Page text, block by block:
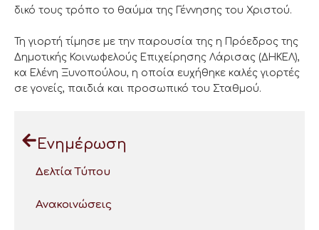
δικό τους τρόπο το θαύμα της Γέννησης του Χριστού.
Τη γιορτή τίμησε με την παρουσία της η Πρόεδρος της
Δημοτικής Κοινωφελούς Επιχείρησης Λάρισας (ΔΗΚΕΛ),
κα Ελένη Ξυνοπούλου, η οποία ευχήθηκε καλές γιορτές
σε γονείς, παιδιά και προσωπικό του Σταθμού.
Ενημέρωση
Δελτία Τύπου
Ανακοινώσεις